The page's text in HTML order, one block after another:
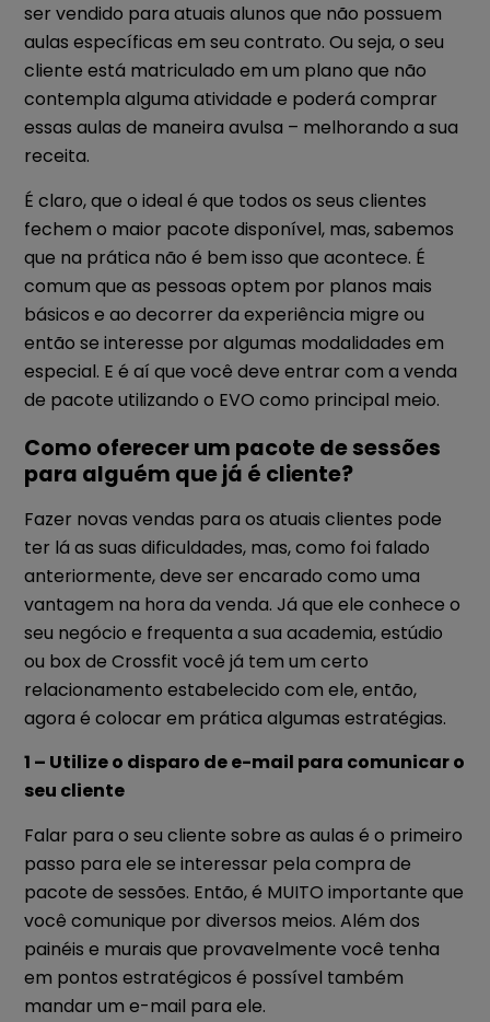
ser vendido para atuais alunos que não possuem
aulas específicas em seu contrato. Ou seja, o seu
cliente está matriculado em um plano que não
contempla alguma atividade e poderá comprar
essas aulas de maneira avulsa – melhorando a sua
receita.
É claro, que o ideal é que todos os seus clientes
fechem o maior pacote disponível, mas, sabemos
que na prática não é bem isso que acontece. É
comum que as pessoas optem por planos mais
básicos e ao decorrer da experiência migre ou
então se interesse por algumas modalidades em
especial. E é aí que você deve entrar com a venda
de pacote utilizando o EVO como principal meio.
Como oferecer um pacote de sessões
para alguém que já é cliente?
Fazer novas vendas para os atuais clientes pode
ter lá as suas dificuldades, mas, como foi falado
anteriormente, deve ser encarado como uma
vantagem na hora da venda. Já que ele conhece o
seu negócio e frequenta a sua academia, estúdio
ou box de Crossfit você já tem um certo
relacionamento estabelecido com ele, então,
agora é colocar em prática algumas estratégias.
1 – Utilize o disparo de e-mail para comunicar o
seu cliente
Falar para o seu cliente sobre as aulas é o primeiro
passo para ele se interessar pela compra de
pacote de sessões. Então, é MUITO importante que
você comunique por diversos meios. Além dos
painéis e murais que provavelmente você tenha
em pontos estratégicos é possível também
mandar um e-mail para ele.